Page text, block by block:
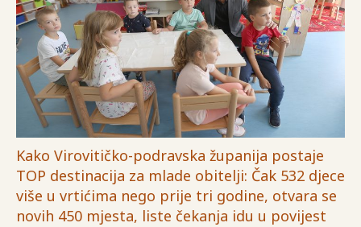
Kako Virovitičko-podravska županija postaje
TOP destinacija za mlade obitelji: Čak 532 djece
više u vrtićima nego prije tri godine, otvara se
novih 450 mjesta, liste čekanja idu u povijest